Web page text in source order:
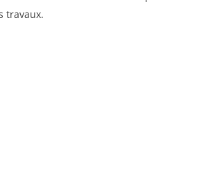
travaux.